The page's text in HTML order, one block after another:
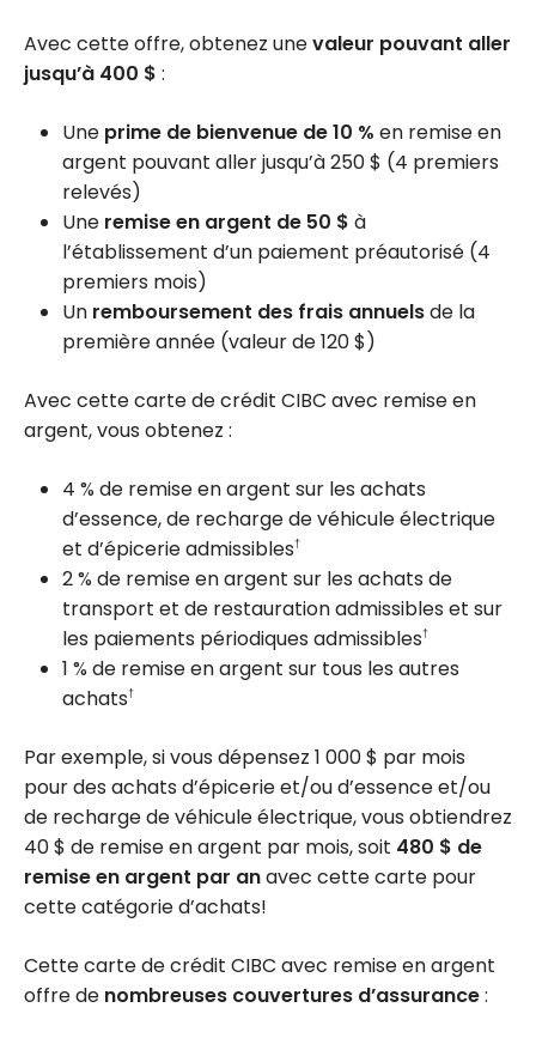
Avec cette offre, obtenez unevaleur pouvant aller
jusqu’à 400 $ :
Une prime de bienvenue de 10 % en remise en
argent pouvant aller jusqu’à250 $ (4 premiers
relevés)
Une remise en argent de 50 $ à
l’établissement d’un paiement préautorisé (4
premiers mois)
Un remboursement des frais annuelsde la
première année (valeur de120 $)
Avec cette carte de crédit CIBC avec remise en
argent, vous obtenez :
4 % de remise en argent sur les achats
d’essence, de recharge de véhicule électrique
et d’épicerie admissibles†
2 % de remise en argent sur les achats de
transport et de restauration admissibles et sur
les paiements périodiques admissibles†
1 % de remise en argent sur tous les autres
achats†
Par exemple, si vous dépensez 1 000 $ par mois
pour des achats d’épicerie et/ou d’essence et/ou
de recharge de véhicule électrique, vous obtiendrez
40 $ de remise en argent par mois, soit 480 $ de
remise en argent par anavec cette carte pour
cette catégorie d’achats!
Cette carte de crédit CIBC avec remise en argent
offre de nombreuses couvertures d’assurance: